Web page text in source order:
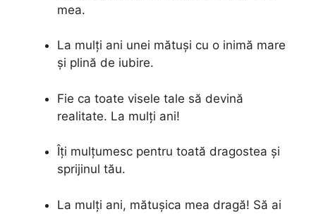
mea.
La mulți ani unei mătuși cu o inimă mare
și plină de iubire.
Fie ca toate visele tale să devină
realitate. La mulți ani!
Îți mulțumesc pentru toată dragostea și
sprijinul tău.
La mulți ani, mătușica mea dragă! Să ai